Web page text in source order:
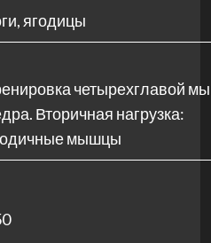
ягодицы
четырехглавой
Вторичная нагрузка:
мышцы